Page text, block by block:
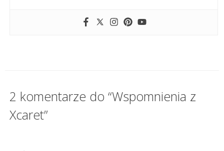
2 komentarze do “Wspomnienia z
Xcaret”